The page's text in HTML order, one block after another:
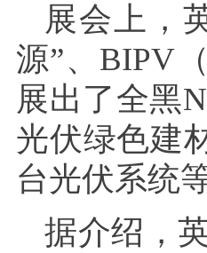
展会上，
源”、BIPV
展出了全黑
光伏绿色建
台光伏系统
据介绍，